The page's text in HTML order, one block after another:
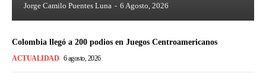
Jorge Camilo Puentes Luna - 6 Agosto, 2026
Colombia llegó a 200 podios en Juegos Centroamericanos
ACTUALIDAD 6 agosto, 2026